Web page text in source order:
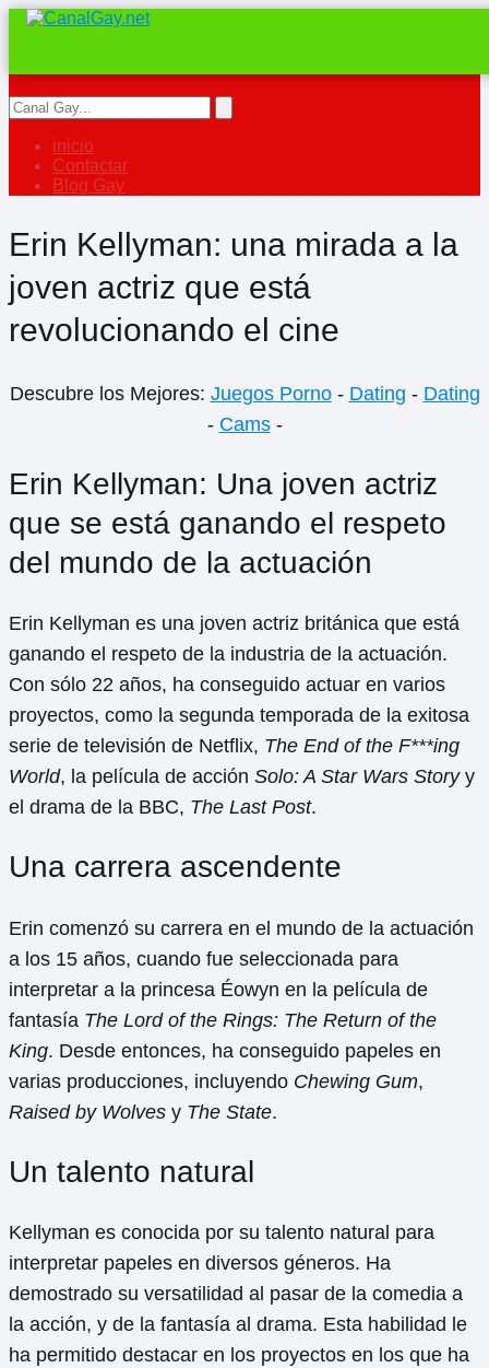
inicio
Contactar
Blog Gay
Erin Kellyman: una mirada a la
joven actriz que está
revolucionando el cine
Descubre los Mejores: Juegos Porno- Dating - Dating
- Cams-
Erin Kellyman: Una joven actriz
que se está ganando el respeto
del mundo de la actuación
Erin Kellyman es una joven actriz británica que está
ganando el respeto de la industria de la actuación.
Con sólo 22 años, ha conseguido actuar en varios
proyectos, como la segunda temporada de la exitosa
serie de televisión de Netflix, The End of the F***ing
World, la película de acción Solo: A Star Wars Storyy
el drama de la BBC, The Last Post.
Una carrera ascendente
Erin comenzó su carrera en el mundo de la actuación
a los 15 años, cuando fue seleccionada para
interpretar a la princesa Éowyn en la película de
fantasía The Lord of the Rings: The Return of the
King. Desde entonces, ha conseguido papeles en
varias producciones, incluyendo Chewing Gum,
Raised by Wolves y The State.
Un talento natural
Kellyman es conocida por su talento natural para
interpretar papeles en diversos géneros. Ha
demostrado su versatilidad al pasar de la comedia a
la acción, y de la fantasía al drama. Esta habilidad le
ha permitido destacar en los proyectos en los que ha